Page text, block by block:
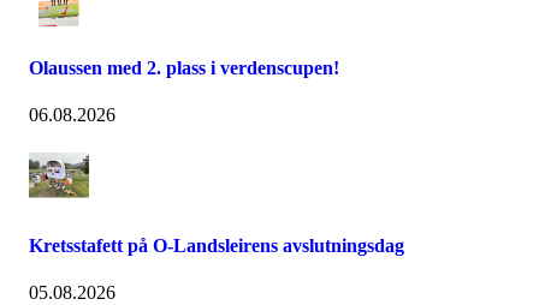
Olaussen med 2. plass i verdenscupen!
06.08.2026
Kretsstafett på O-Landsleirens avslutningsdag
05.08.2026